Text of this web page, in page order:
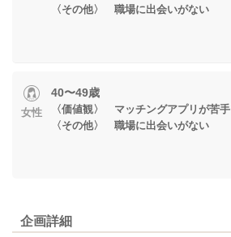
〈その他〉 職場に出会いがない
女性
40〜49歳
〈価値観〉 マッチングアプリが苦手
〈その他〉 職場に出会いがない
企画詳細